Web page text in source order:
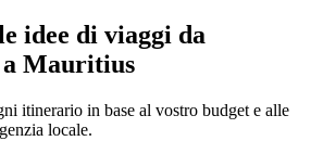
idee di viaggi da
a Mauritius
itinerario in base al vostro budget e alle
locale.